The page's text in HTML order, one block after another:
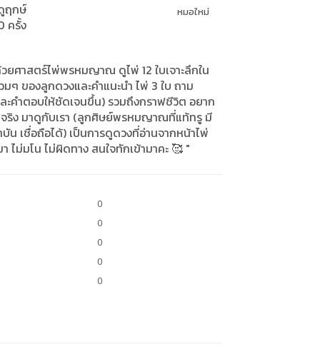
ฤกษ์
ครั้ง
หมอใหม่
ยศาสตร์ไพ่พรหมญาณ ดูไพ่ 12 ใบเจาะลึกใน
ๆ ของลูกดวงและคำแนะนำ ไพ่ 3 ใบ ถาม
ะคำตอบให้ชัดเจนขึ้น) รวมถึงกราฟชีวิต อยาก
ริง มาดูกับเรา (ลูกศิษย์พรหมญาณที่แท้ทรู มี
น เชื่อถือได้) เป็นการดูดวงที่อ่านจากหน้าไพ่
ไม่มโน ไม่ผิดทาง สนใจทักเข้ามาคะ 🥰 "
0
0
0
0
0